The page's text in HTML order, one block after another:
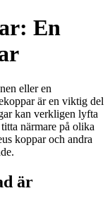
En
eller en
är en viktig del
kan verkligen lyfta
närmare på olika
koppar och andra
är